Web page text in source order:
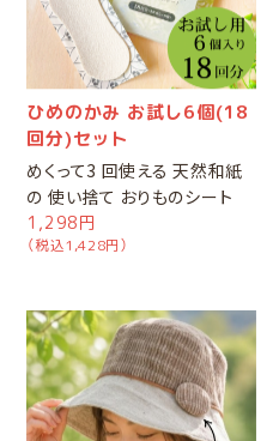
ひめのかみ お試し6個(18
回分)セット
めくって3 回使える 天然和紙
の 使い捨て おりものシート
1,298円
（税込1,428円）